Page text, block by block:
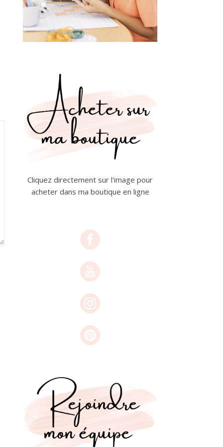
Cliquez directement sur l'image pour
acheter dans ma boutique en ligne